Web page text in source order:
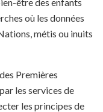
où les données
métis ou inuits
Premières
les services de
les principes de